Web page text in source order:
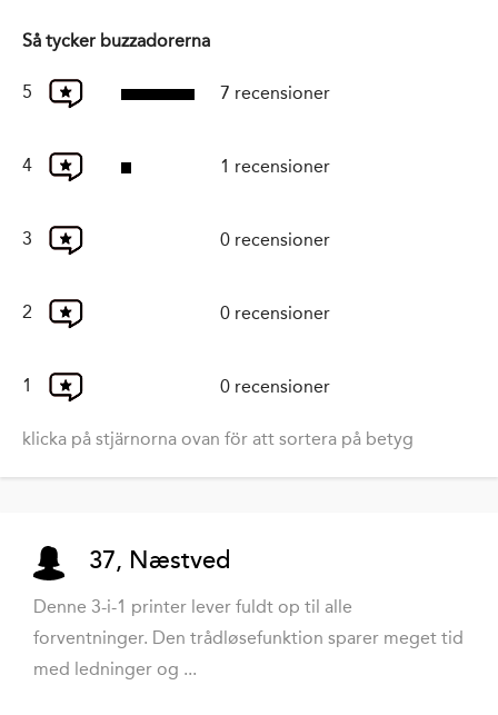
Så tycker buzzadorerna
5 7 recensioner
4 1 recensioner
3 0 recensioner
2 0 recensioner
1 0 recensioner
klicka på stjärnorna ovan för att sortera på betyg
37, Næstved
Denne 3-i-1 printer lever fuldt op til alle
forventninger. Den trådløsefunktion sparer meget tid
med ledninger og ...